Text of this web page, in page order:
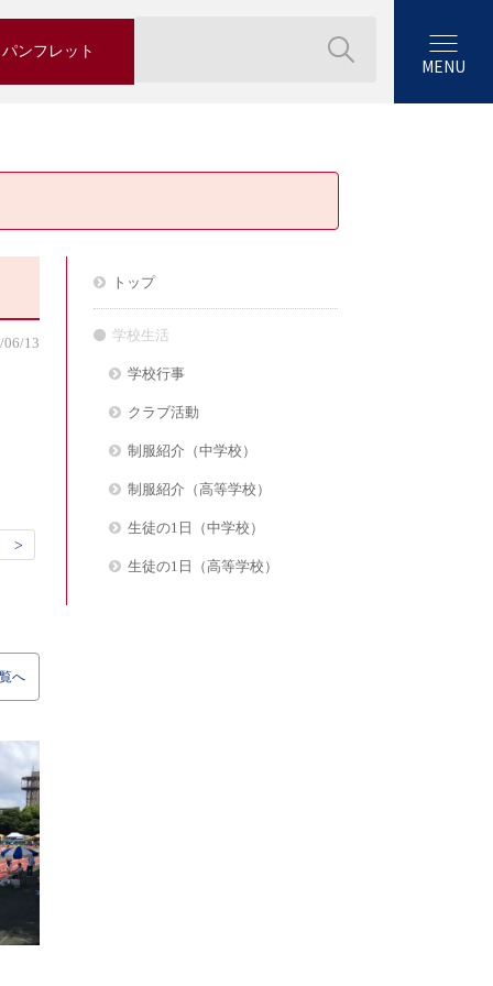
パンフレット
MENU
06/13
>
へ
トップ
学校生活
学校行事
クラブ活動
制服紹介（中学校）
制服紹介（高等学校）
生徒の1日（中学校）
生徒の1日（高等学校）